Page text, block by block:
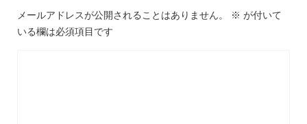
メールアドレスが公開されることはありません。 ※ が付いて
いる欄は必須項目です